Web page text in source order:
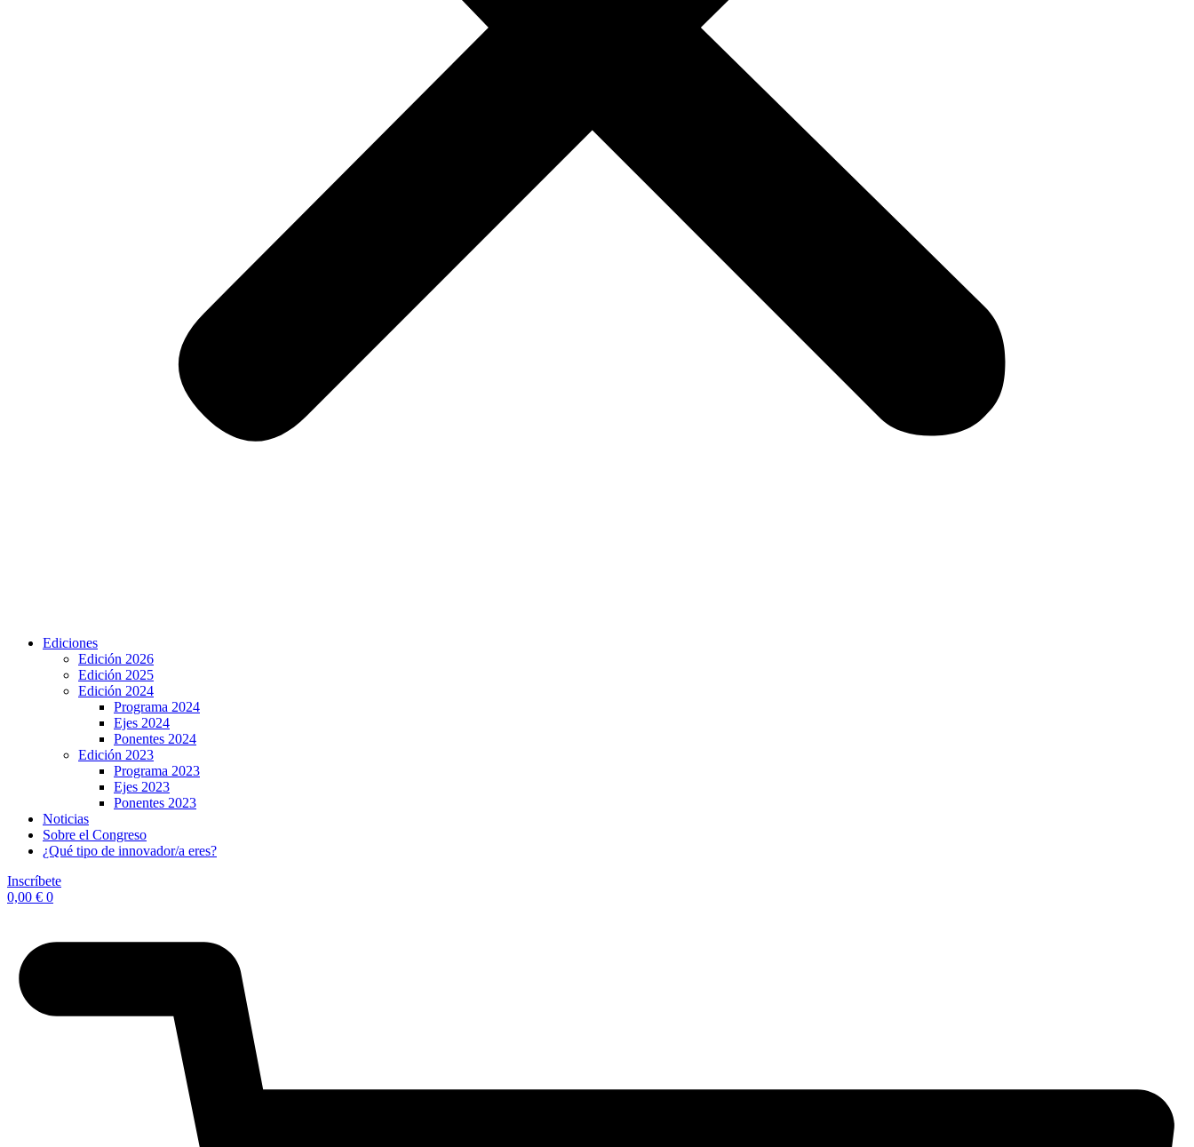
Ediciones
Edición 2026
Edición 2025
Edición 2024
Programa 2024
Ejes 2024
Ponentes 2024
Edición 2023
Programa 2023
Ejes 2023
Ponentes 2023
Noticias
Sobre el Congreso
¿Qué tipo de innovador/a eres?
Inscríbete
0,00 € 0